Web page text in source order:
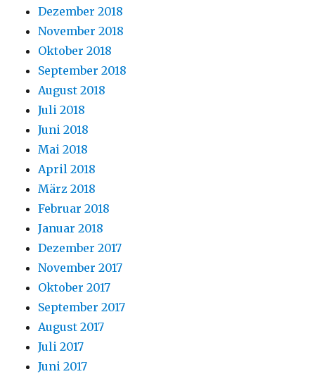
Dezember 2018
November 2018
Oktober 2018
September 2018
August 2018
Juli 2018
Juni 2018
Mai 2018
April 2018
März 2018
Februar 2018
Januar 2018
Dezember 2017
November 2017
Oktober 2017
September 2017
August 2017
Juli 2017
Juni 2017